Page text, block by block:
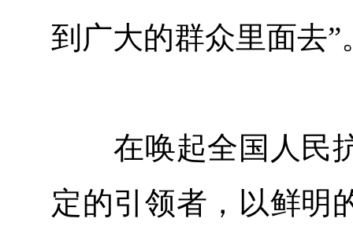
到广大的群众里面去”
在唤起全国人民抗
定的引领者，以鲜明